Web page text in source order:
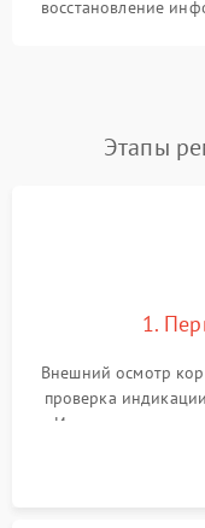
восстановление
Этапы
1.
Внешний осмотр
проверка
Измерение
реакции ИБП на